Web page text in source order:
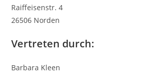
Raiffeisenstr. 4
26506 Norden
Vertreten durch:
Barbara Kleen